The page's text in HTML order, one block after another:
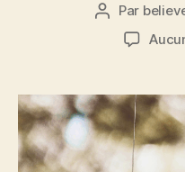
Auteur
l’article
Par